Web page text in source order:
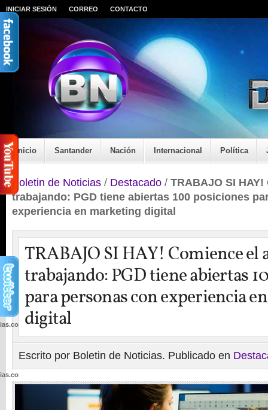
INICIAR SESIÓN CORREO CONTACTO
Inicio Santander Nación Internacional Política
Boletin de Noticias / Destacado / TRABAJO SI
trabajando: PGD tiene abiertas 100 posiciones
experiencia en marketing digital
TRABAJO SI HAY! Comience el
trabajando: PGD tiene abiertas
para personas con experiencia
digital
Escrito por Boletin de Noticias. Publicado en
wp-
wp-